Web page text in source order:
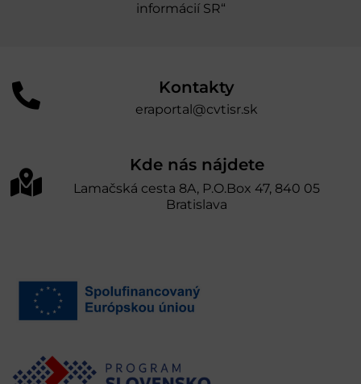
informácií SR“
Kontakty
eraportal@cvtisr.sk
Kde nás nájdete
Lamačská cesta 8A, P.O.Box 47, 840 05
Bratislava